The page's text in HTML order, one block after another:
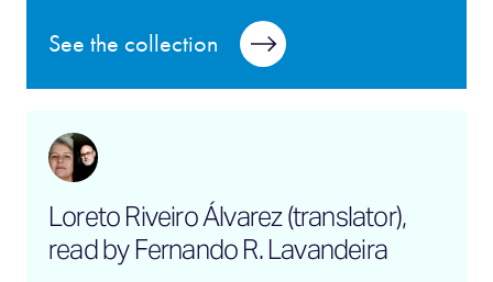
See the collection
Loreto Riveiro Álvarez (translator),
read by Fernando R. Lavandeira